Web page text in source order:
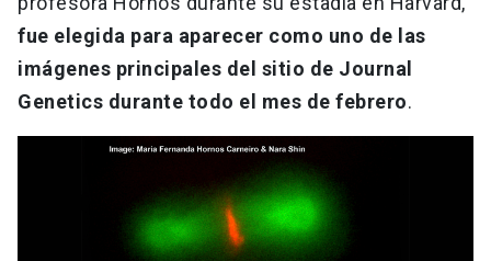
fue elegida para aparecer como uno de las
imágenes principales del sitio de Journal
Genetics durante todo el mes de febrero.